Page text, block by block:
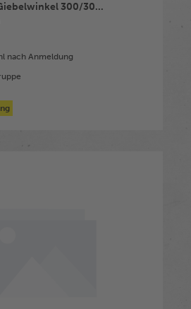
300/30...
nach Anmeldung